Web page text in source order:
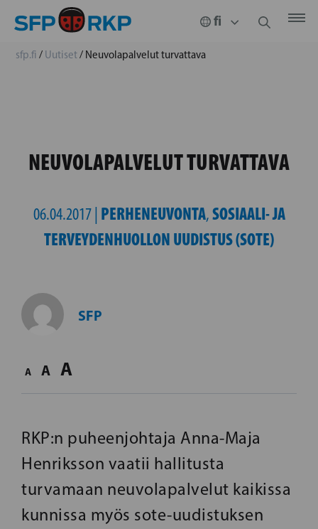
sfp.fi / Uutiset/ Neuvolapalvelut turvattava
NEUVOLAPALVELUT TURVATTAVA
06.04.2017 | PERHENEUVONTA,SOSIAALI- JA
TERVEYDENHUOLLON UUDISTUS (SOTE)
SFP
A A A
RKP:n puheenjohtaja Anna-Maja
Henriksson vaatii hallitusta
turvamaan neuvolapalvelut kaikissa
kunnissa myös sote-uudistuksen